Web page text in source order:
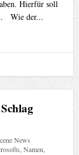
Scene News
,Namen